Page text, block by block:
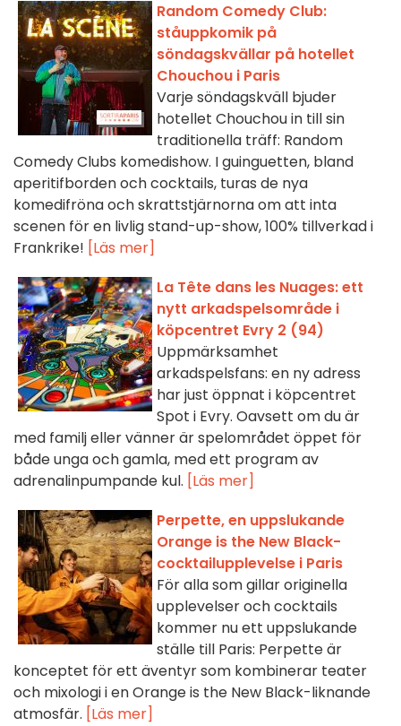
Random Comedy Club:
ståuppkomik på
söndagskvällar på hotellet
Chouchou i Paris
Varje söndagskväll bjuder
hotellet Chouchou in till sin
traditionella träff: Random
Comedy Clubs komedishow. I guinguetten, bland
aperitifborden och cocktails, turas de nya
komedifröna och skrattstjärnorna om att inta
scenen för en livlig stand-up-show, 100% tillverkad i
Frankrike! [Läs mer]
La Tête dans les Nuages: ett
nytt arkadspelsområde i
köpcentret Evry 2 (94)
Uppmärksamhet
arkadspelsfans: en ny adress
har just öppnat i köpcentret
Spot i Evry. Oavsett om du är
med familj eller vänner är spelområdet öppet för
både unga och gamla, med ett program av
adrenalinpumpande kul. [Läs mer]
Perpette, en uppslukande
Orange is the New Black-
cocktailupplevelse i Paris
För alla som gillar originella
upplevelser och cocktails
kommer nu ett uppslukande
ställe till Paris: Perpette är
konceptet för ett äventyr som kombinerar teater
och mixologi i en Orange is the New Black-liknande
atmosfär. [Läs mer]